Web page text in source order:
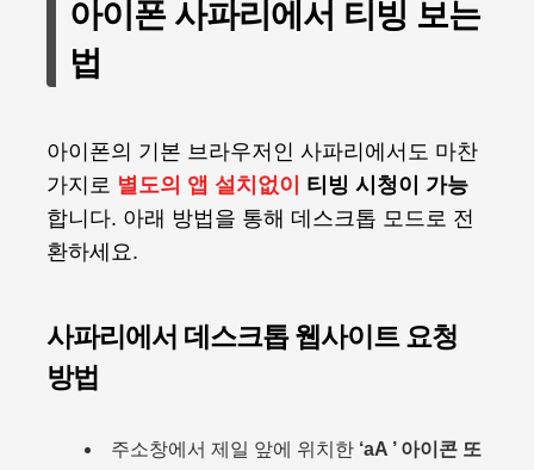
아이폰 사파리에서 티빙 보는
법
아이폰의 기본 브라우저인 사파리에서도 마찬
가지로 별도의 앱 설치없이
티빙 시청이 가능
합니다. 아래 방법을 통해 데스크톱 모드로 전
환하세요.
사파리에서 데스크톱 웹사이트 요청
방법
주소창에서 제일 앞에 위치한 ‘aA ’아이콘 또